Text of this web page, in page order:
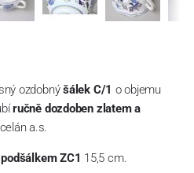
ozdobnýšálek C/1 o objemu
ručně dozdoben zlatem a
a.s.
podšálkem ZC1 15,5 cm.